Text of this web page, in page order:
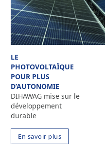
LE
PHOTOVOLTAÏQUE
POUR PLUS
D’AUTONOMIE
DIHAWAG mise sur le
développement
durable
En savoir plus